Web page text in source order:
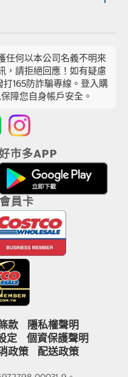
任何以本公司名義不明來
，請拒絕回應！如有疑慮
打165防詐騙專線。登入購
障您自身帳戶安全。
市多APP
員卡
款
隱私權聲明
定
個資保護聲明
政策 配送政策